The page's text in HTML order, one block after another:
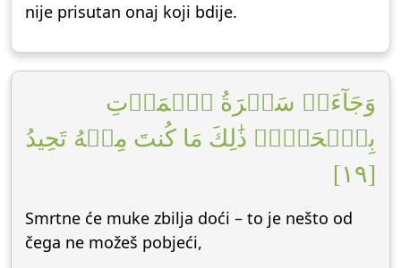
nije prisutan onaj koji bdije.
وَجَآءَتۡ سَكۡرَةُ ٱلۡمَوۡتِ
بِٱلۡحَقِّۖ ذَٰلِكَ مَا كُنتَ مِنۡهُ تَحِيدُ
[١٩]
Smrtne će muke zbilja doći – to je nešto od
čega ne možeš pobjeći,